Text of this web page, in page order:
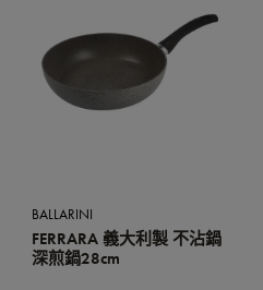
BALLARINI
FERRARA 義大利製 不沾鍋
深煎鍋28cm